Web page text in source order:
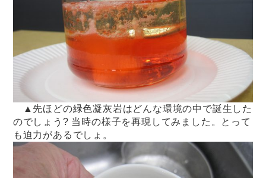
▲先ほどの緑色凝灰岩はどんな環境の中で誕生した
のでしょう? 当時の様子を再現してみました。とって
も迫力があるでしょ。